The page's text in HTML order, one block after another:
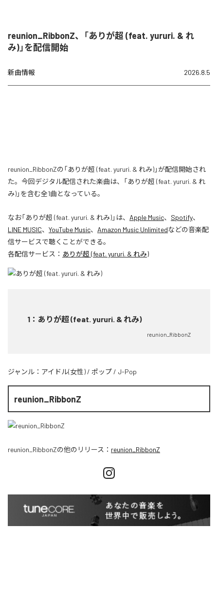
reunion_RibbonZ、「ありが超 (feat. yururi. & れ
み)」を配信開始
新曲情報 2026.8.5
reunion_RibbonZの「ありが超 (feat. yururi. & れみ)」が配信開始され
た。今回デジタル配信された楽曲は、「ありが超 (feat. yururi. & れ
み)」を含む全1曲となっている。
なお「ありが超 (feat. yururi. & れみ)」は、 Apple Music、 Spotify、
LINE MUSIC、 YouTube Music、 Amazon Music Unlimitedなどの音楽配
信サービスで聴くことができる。
各配信サービス： ありが超 (feat. yururi. & れみ)
1 ： ありが超 (feat. yururi. & れみ)
reunion_RibbonZ
ジャンル： アイドル(女性) / ポップ / J-Pop
reunion_RibbonZ
reunion_RibbonZの他のリリース： reunion_RibbonZ